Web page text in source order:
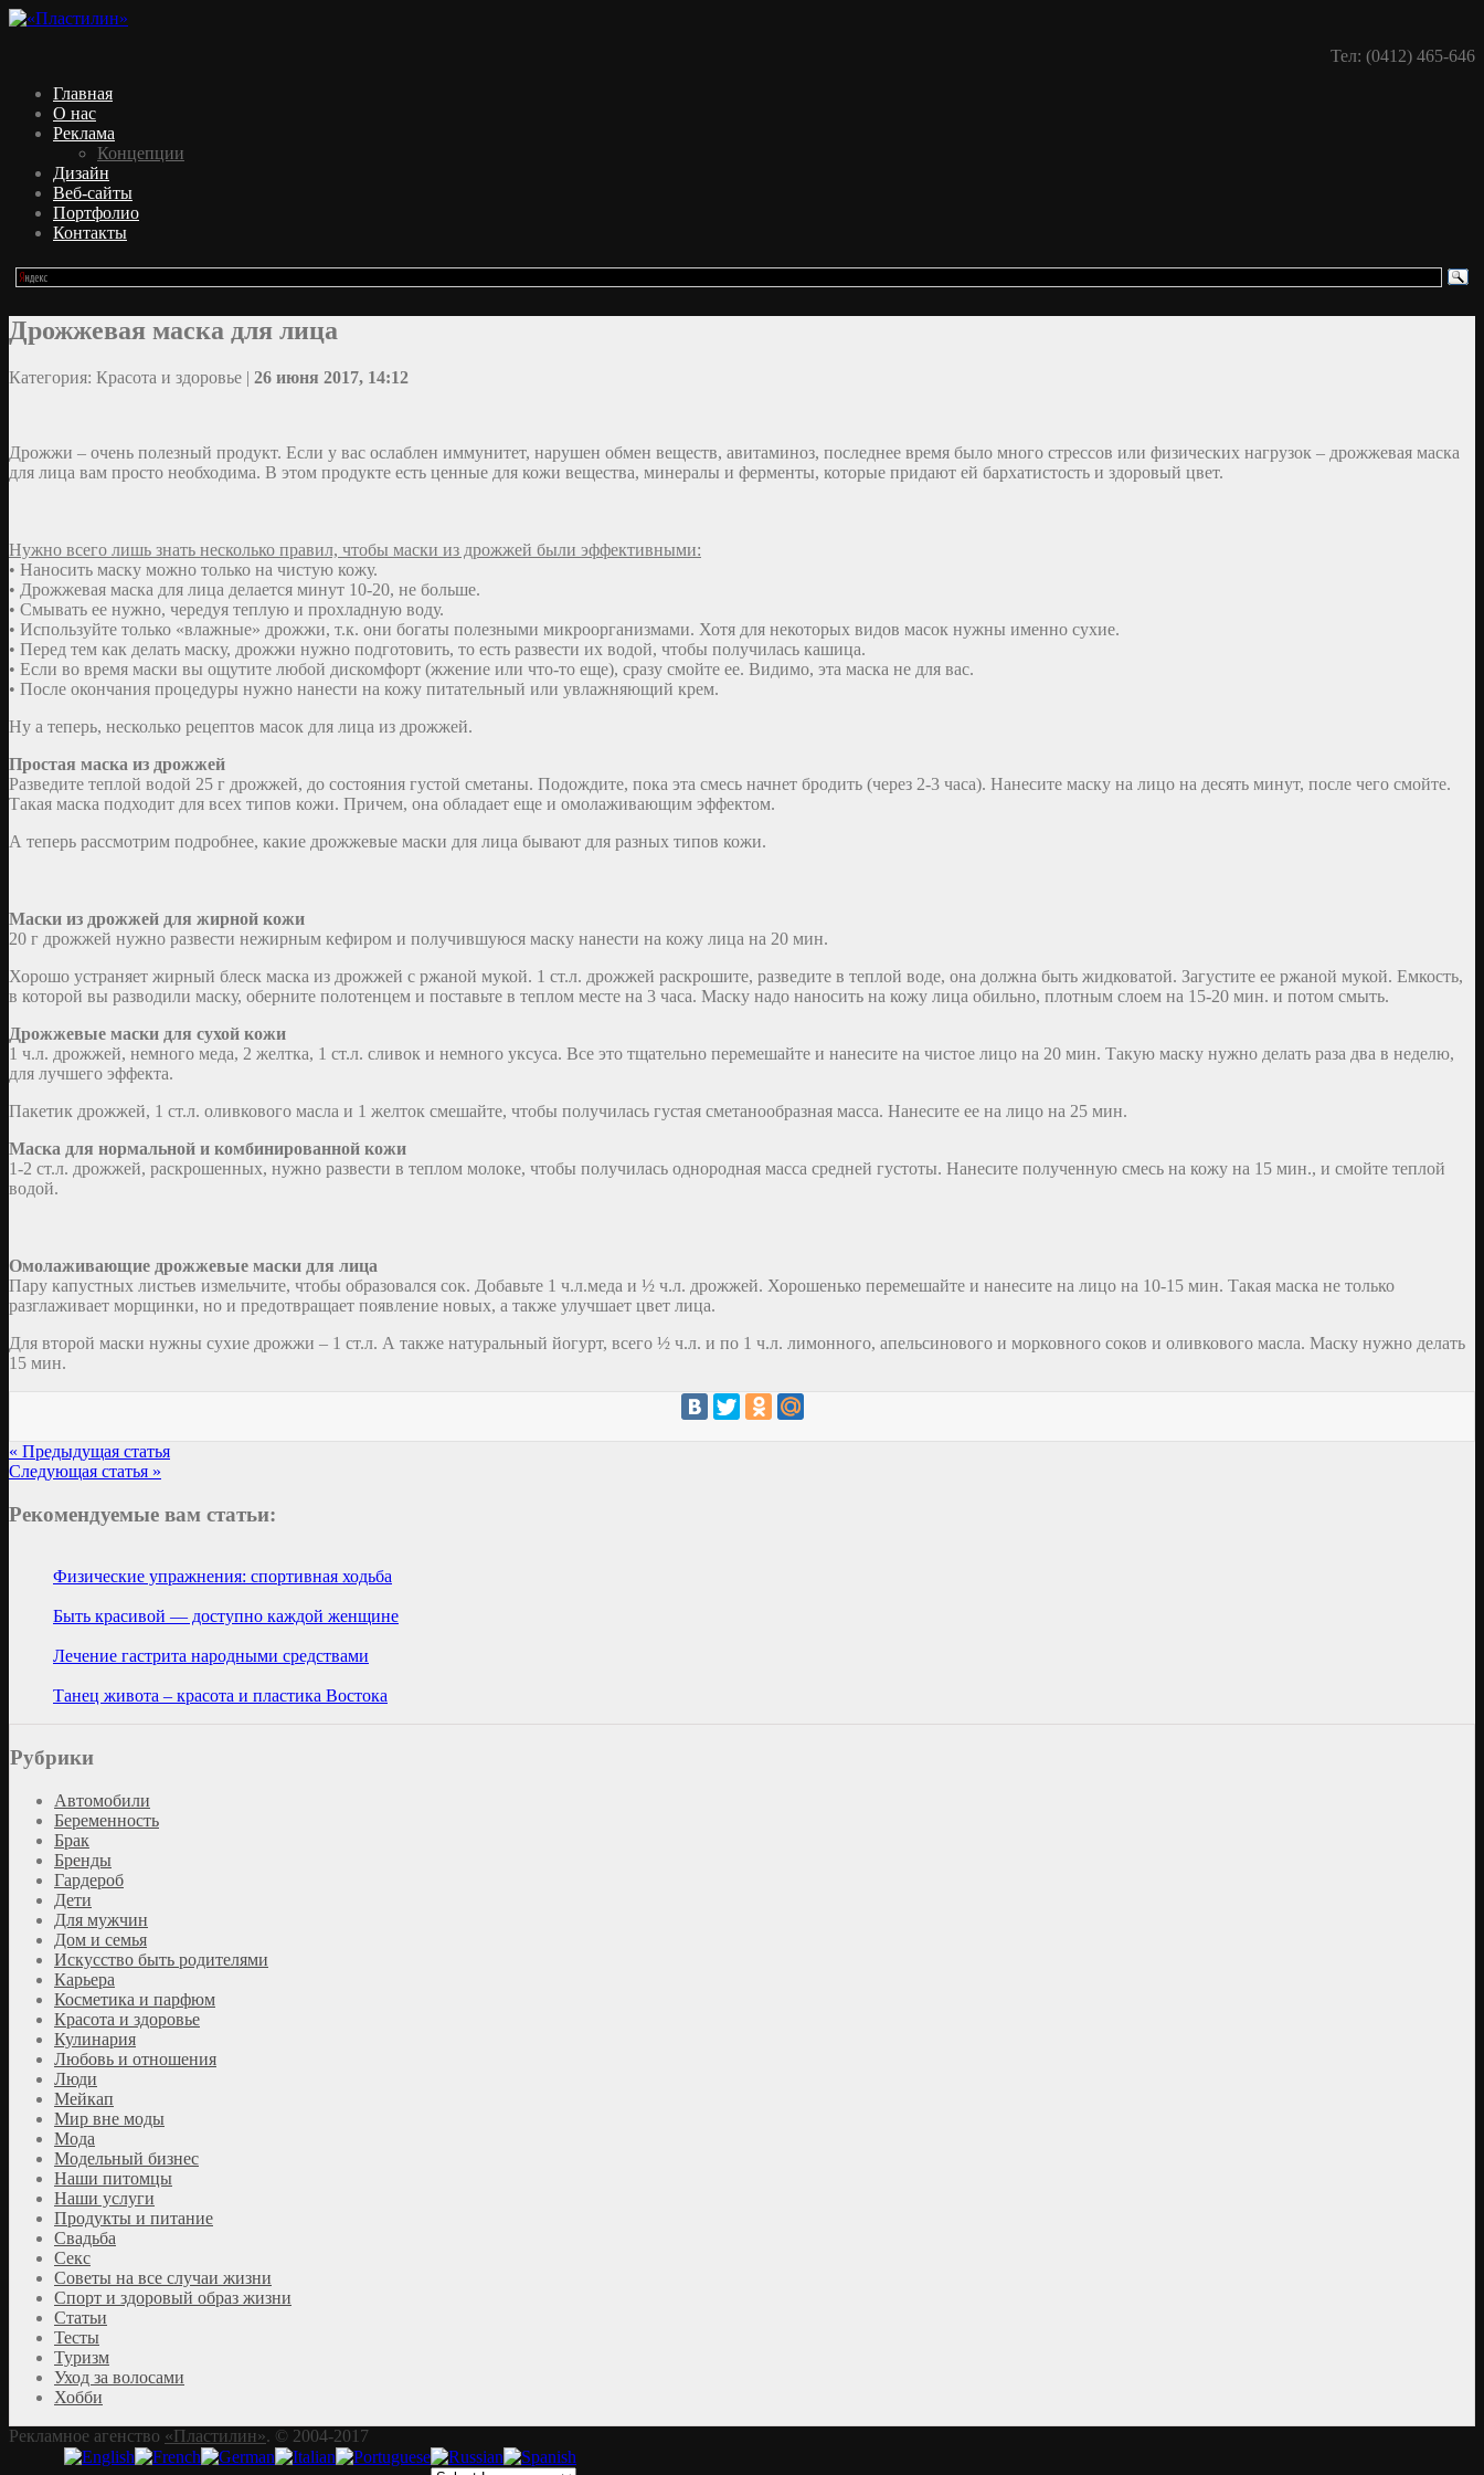
Тел: (0412) 465-646
Главная
О нас
Реклама
Концепции
Дизайн
Веб-сайты
Портфолио
Контакты
Дрожжевая маска для лица
Категория: Красота и здоровье | 26 июня 2017, 14:12
Дрожжи – очень полезный продукт. Если у вас ослаблен иммунитет, нарушен обмен веществ, авитаминоз, последнее время было много стрессов или физических нагрузок – дрожжевая маска
для лица вам просто необходима. В этом продукте есть ценные для кожи вещества, минералы и ферменты, которые придают ей бархатистость и здоровый цвет.
Нужно всего лишь знать несколько правил, чтобы маски из дрожжей были эффективными:
• Наносить маску можно только на чистую кожу.
• Дрожжевая маска для лица делается минут 10-20, не больше.
• Смывать ее нужно, чередуя теплую и прохладную воду.
• Используйте только «влажные» дрожжи, т.к. они богаты полезными микроорганизмами. Хотя для некоторых видов масок нужны именно сухие.
• Перед тем как делать маску, дрожжи нужно подготовить, то есть развести их водой, чтобы получилась кашица.
• Если во время маски вы ощутите любой дискомфорт (жжение или что-то еще), сразу смойте ее. Видимо, эта маска не для вас.
• После окончания процедуры нужно нанести на кожу питательный или увлажняющий крем.
Ну а теперь, несколько рецептов масок для лица из дрожжей.
Простая маска из дрожжей
Разведите теплой водой 25 г дрожжей, до состояния густой сметаны. Подождите, пока эта смесь начнет бродить (через 2-3 часа). Нанесите маску на лицо на десять минут, после чего смойте.
Такая маска подходит для всех типов кожи. Причем, она обладает еще и омолаживающим эффектом.
А теперь рассмотрим подробнее, какие дрожжевые маски для лица бывают для разных типов кожи.
Маски из дрожжей для жирной кожи
20 г дрожжей нужно развести нежирным кефиром и получившуюся маску нанести на кожу лица на 20 мин.
Хорошо устраняет жирный блеск маска из дрожжей с ржаной мукой. 1 ст.л. дрожжей раскрошите, разведите в теплой воде, она должна быть жидковатой. Загустите ее ржаной мукой. Емкость,
в которой вы разводили маску, оберните полотенцем и поставьте в теплом месте на 3 часа. Маску надо наносить на кожу лица обильно, плотным слоем на 15-20 мин. и потом смыть.
Дрожжевые маски для сухой кожи
1 ч.л. дрожжей, немного меда, 2 желтка, 1 ст.л. сливок и немного уксуса. Все это тщательно перемешайте и нанесите на чистое лицо на 20 мин. Такую маску нужно делать раза два в неделю,
для лучшего эффекта.
Пакетик дрожжей, 1 ст.л. оливкового масла и 1 желток смешайте, чтобы получилась густая сметанообразная масса. Нанесите ее на лицо на 25 мин.
Маска для нормальной и комбинированной кожи
1-2 ст.л. дрожжей, раскрошенных, нужно развести в теплом молоке, чтобы получилась однородная масса средней густоты. Нанесите полученную смесь на кожу на 15 мин., и смойте теплой
водой.
Омолаживающие дрожжевые маски для лица
Пару капустных листьев измельчите, чтобы образовался сок. Добавьте 1 ч.л.меда и ½ ч.л. дрожжей. Хорошенько перемешайте и нанесите на лицо на 10-15 мин. Такая маска не только
разглаживает морщинки, но и предотвращает появление новых, а также улучшает цвет лица.
Для второй маски нужны сухие дрожжи – 1 ст.л. А также натуральный йогурт, всего ½ ч.л. и по 1 ч.л. лимонного, апельсинового и морковного соков и оливкового масла. Маску нужно делать
15 мин.
« Предыдущая статья
Следующая статья »
Рекомендуемые вам статьи:
Физические упражнения: спортивная ходьба
Быть красивой — доступно каждой женщине
Лечение гастрита народными средствами
Танец живота – красота и пластика Востока
Рубрики
Автомобили
Беременность
Брак
Бренды
Гардероб
Дети
Для мужчин
Дом и семья
Искусство быть родителями
Карьера
Косметика и парфюм
Красота и здоровье
Кулинария
Любовь и отношения
Люди
Мейкап
Мир вне моды
Мода
Модельный бизнес
Наши питомцы
Наши услуги
Продукты и питание
Свадьба
Секс
Советы на все случаи жизни
Спорт и здоровый образ жизни
Статьи
Тесты
Туризм
Уход за волосами
Хобби
Рекламное агенство «Пластилин». © 2004-2017